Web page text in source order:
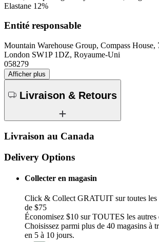
Elastane 12%
Entité responsable
Mountain Warehouse Group, Compass
London SW1P 1DZ, Royaume-Uni
058279
Afficher plus
Livraison & Retours
Livraison au Canada
Delivery Options
Collecter en magasin
Click & Collect GRATUIT sur toutes les
de $75
Économisez $10 sur TOUTES les autres
Choisissez parmi plus de 40 magasins à
en 5 à 10 jours.